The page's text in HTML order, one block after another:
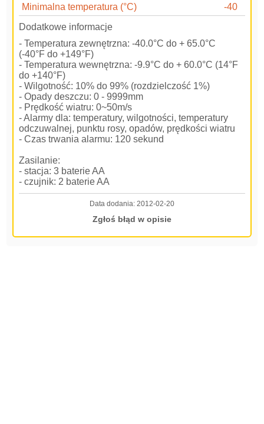
Minimalna temperatura (°C)
-40
Dodatkowe informacje
- Temperatura zewnętrzna: -40.0°C do + 65.0°C
(-40°F do +149°F)
- Temperatura wewnętrzna: -9.9°C do + 60.0°C (14°F
do +140°F)
- Wilgotność: 10% do 99% (rozdzielczość 1%)
- Opady deszczu: 0 - 9999mm
- Prędkość wiatru: 0~50m/s
- Alarmy dla: temperatury, wilgotności, temperatury
odczuwalnej, punktu rosy, opadów, prędkości wiatru
- Czas trwania alarmu: 120 sekund
Zasilanie:
- stacja: 3 baterie AA
- czujnik: 2 baterie AA
Data dodania: 2012-02-20
Zgłoś błąd w opisie